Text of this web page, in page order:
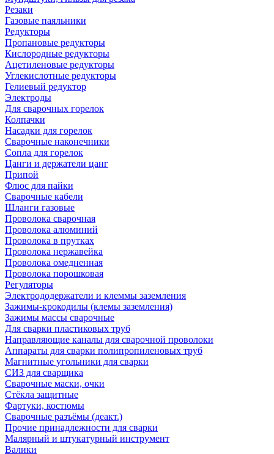
Резаки
Газовые паяльники
Редукторы
Пропановые редукторы
Кислородные редукторы
Ацетиленовые редукторы
Углекислотные редукторы
Гелиевый редуктор
Электроды
Для сварочных горелок
Колпачки
Насадки для горелок
Сварочные наконечники
Сопла для горелок
Цанги и держатели цанг
Припой
Флюс для пайки
Сварочные кабели
Шланги газовые
Проволока сварочная
Проволока алюминий
Проволока в прутках
Проволока нержавейка
Проволока омедненная
Проволока порошковая
Регуляторы
Электрододержатели и клеммы заземления
Зажимы-крокодилы (клемы заземления)
Зажимы массы сварочные
Для сварки пластиковых труб
Направляющие каналы для сварочной проволоки
Аппараты для сварки полипропиленовых труб
Магнитные угольники для сварки
СИЗ для сварщика
Сварочные маски, очки
Стёкла защитные
Фартуки, костюмы
Сварочные разъёмы (деакт.)
Прочие принадлежности для сварки
Малярный и штукатурный инструмент
Валики